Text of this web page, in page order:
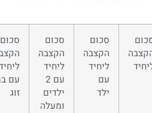
סכום
הקצבה
ליחיד
עם
ילד
סכום
הקצבה
ליחיד
עם 2
ילדים
ומעלה
סכום
עם
זוג